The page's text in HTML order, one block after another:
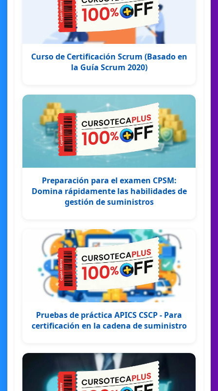
Curso de Certificación Scrum (Basado en
la Guía Scrum 2020)
Preparación para el examen CPSM:
Domina rápidamente las habilidades de
gestión de suministros
Pruebas de práctica APICS CSCP - Para
certificación en la cadena de suministro